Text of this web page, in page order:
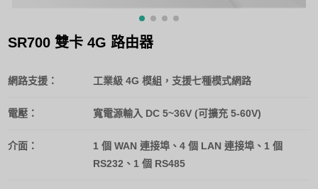
SR700 雙卡 4G 路由器
網路支援： 工業級 4G 模組，支援七種模式網路
電壓： 寬電源輸入 DC 5~36V (可擴充 5-60V)
介面：
1 個 WAN 連接埠、4 個 LAN 連接埠、1 個
RS232、1 個 RS485